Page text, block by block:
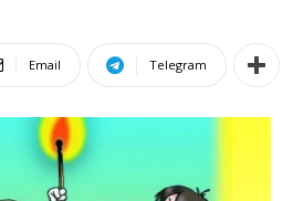
Email Telegram